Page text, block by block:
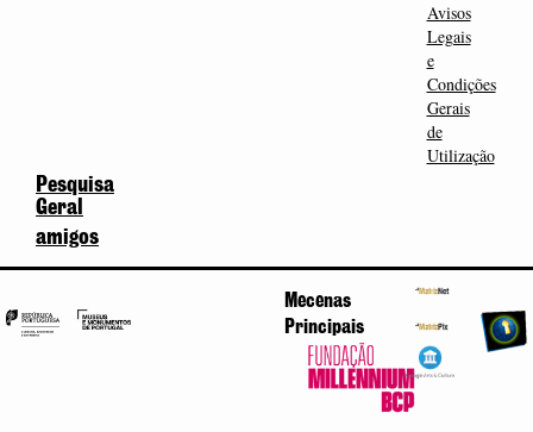
Avisos
Legais
e
Condições
Gerais
de
Utilização
Pesquisa
Geral
amigos
Mecenas
Principais